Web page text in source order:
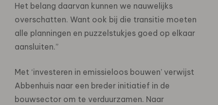
Het belang daarvan kunnen we nauwelijks
overschatten. Want ook bij die transitie moeten
alle planningen en puzzelstukjes goed op elkaar
aansluiten.”
Met ‘investeren in emissieloos bouwen’ verwijst
Abbenhuis naar een breder initiatief in de
bouwsector om te verduurzamen. Naar